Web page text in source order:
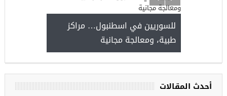
للسوريين في اسطنبول…
طبية، ومعالجة مجانية
فرص عمل للسوريين في